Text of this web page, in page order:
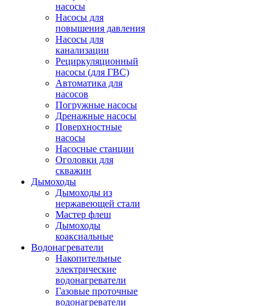
насосы
Насосы для
повышения давления
Насосы для
канализации
Рециркуляционный
насосы (для ГВС)
Автоматика для
насосов
Погружные насосы
Дренажные насосы
Поверхностные
насосы
Насосные станции
Оголовки для
скважин
Дымоходы
Дымоходы из
нержавеющей стали
Мастер флеш
Дымоходы
коаксиальные
Водонагреватели
Накопительные
электрические
водонагреватели
Газовые проточные
водонагреватели